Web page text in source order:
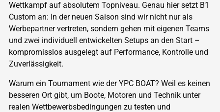
Wettkampf auf absolutem Topniveau. Genau hier setzt B1
Custom an: In der neuen Saison sind wir nicht nur als
Werbepartner vertreten, sondern gehen mit eigenen Teams
und zwei individuell entwickelten Setups an den Start –
kompromisslos ausgelegt auf Performance, Kontrolle und
Zuverlässigkeit.
Warum ein Tournament wie der YPC BOAT? Weil es keinen
besseren Ort gibt, um Boote, Motoren und Technik unter
realen Wettbewerbsbedingungen zu testen und